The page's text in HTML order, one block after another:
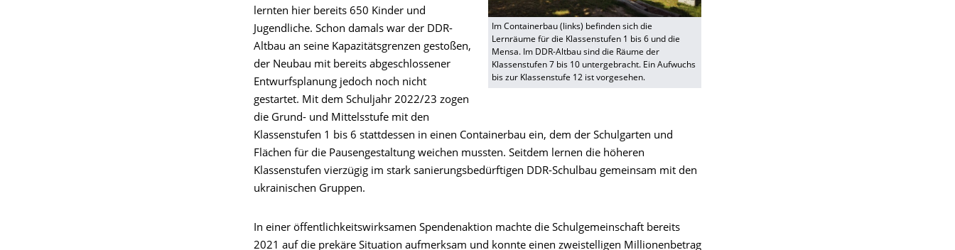
Im Containerbau (links) befinden sich die
Lernräume für die Klassenstufen 1 bis 6 und die
Mensa. Im DDR-Altbau sind die Räume der
Klassenstufen 7 bis 10 untergebracht. Ein Aufwuchs
bis zur Klassenstufe 12 ist vorgesehen.
lernten hier bereits 650 Kinder und
Jugendliche. Schon damals war der DDR-
Altbau an seine Kapazitäts­gren­zen gestoßen,
der Neubau mit bereits abgeschlossener
Entwurfsplanung jedoch noch nicht
gestartet. Mit dem Schuljahr 2022/23 zogen
die Grund- und Mittelsstufe mit den
Klassenstufen 1 bis 6 stattdessen in einen Containerbau ein, dem der Schulgarten und
Flächen für die Pausengestaltung weichen mussten. Seitdem lernen die höheren
Klassenstufen vierzügig im stark sanierungsbedürftigen DDR-Schulbau gemeinsam mit den
ukrainischen Gruppen.
In einer öffentlichkeitswirksamen Spendenaktion machte die Schulgemeinschaft bereits
2021 auf die prekäre Situation aufmerksam und konnte einen zweistelligen Millionenbetrag